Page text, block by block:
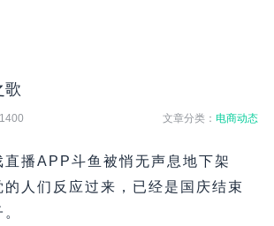
歌
1400 文章分类：电商动态
直播APP斗鱼被悄无声息地下架
的人们反应过来，已经是国庆结束